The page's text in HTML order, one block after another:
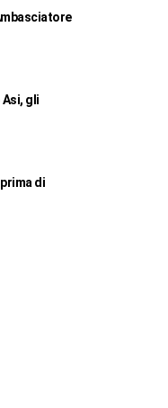
gli
di